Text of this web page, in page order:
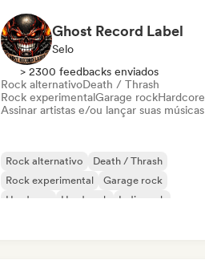
Ghost Record Label
Selo
> 2300 feedbacks enviados
Rock alternativoDeath / Thrash
Rock experimentalGarage rockHardcore
Assinar artistas e/ou lançar suas músicas
Rock alternativo
Death / Thrash
Rock experimental
Garage rock
Hardcore
Hard rock
Indie rock